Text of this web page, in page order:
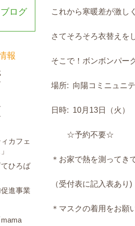
これから寒暖差が激し
さてそろそろ衣替えを
そこで！ボンボンパー
場所: 向陽コミニュニ
日時: 10月13日（火
☆予約不要☆
＊お家で熱を測ってき
（受付表に記入表あり)
＊マスクの着用をお願
ログ
報
カフェ
ひろば
進事業